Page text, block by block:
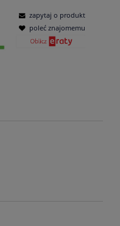
zapytaj o produkt
poleć znajomemu